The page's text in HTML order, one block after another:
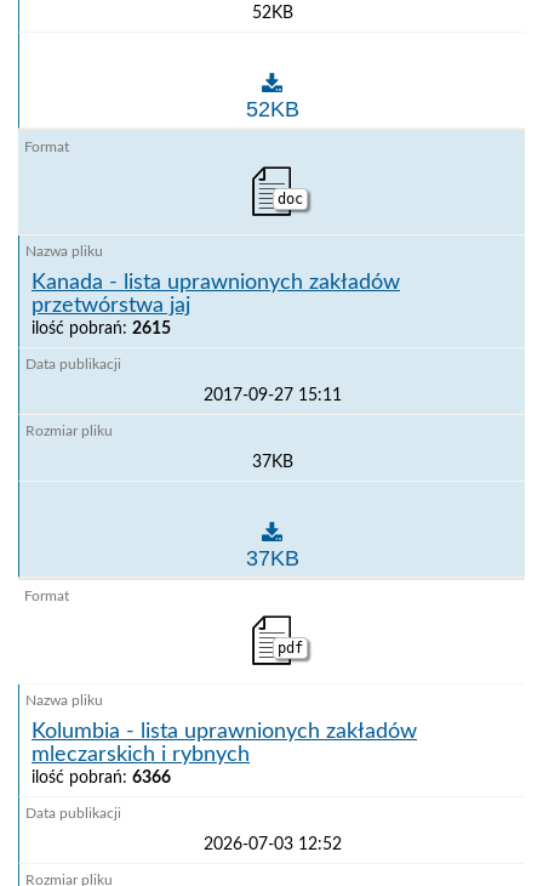
52KB
Izrael - lista uprawnionych zakładów mięsa i
52KB
doc
Kanada - lista uprawnionych zakładów
przetwórstwa jaj
ilość pobrań: 2615
2017-09-27 15:11
37KB
Kanada - lista uprawnionych zakładów przetwórstwa
37KB
pdf
Kolumbia - lista uprawnionych zakładów
mleczarskich i rybnych
ilość pobrań: 6366
2026-07-03 12:52